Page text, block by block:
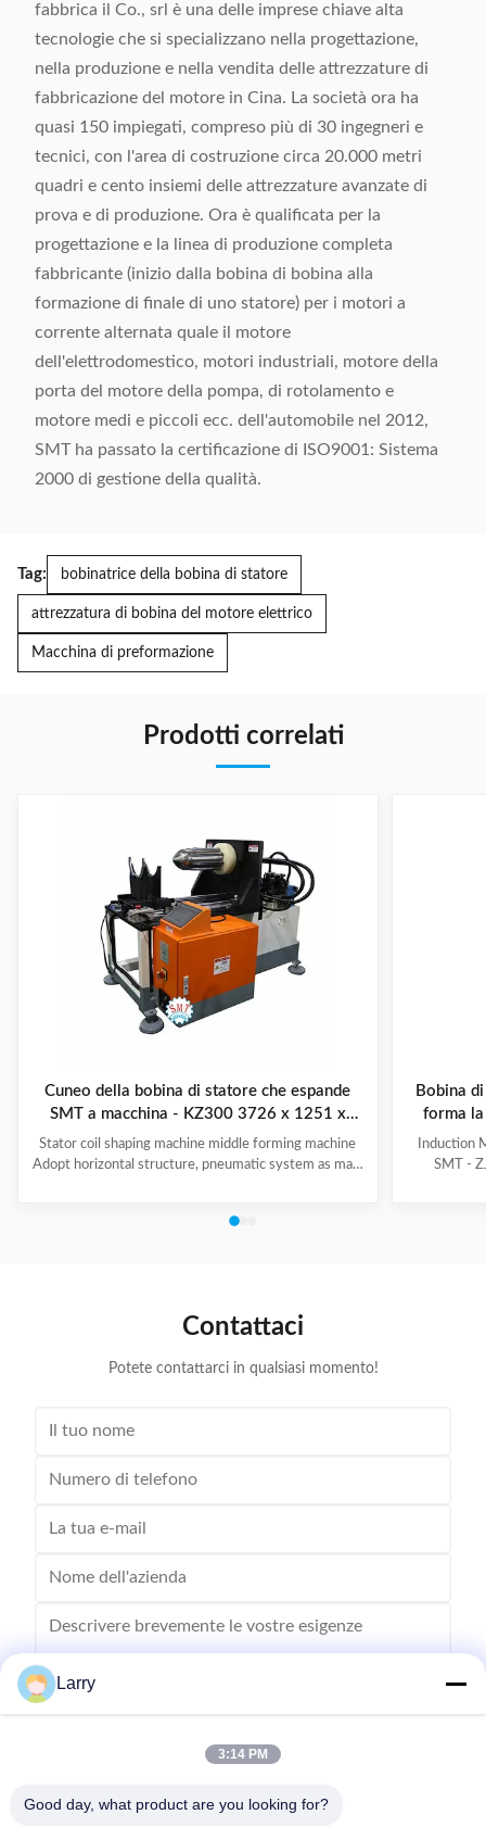
fabbrica il Co., srl è una delle imprese chiave alta
tecnologie che si specializzano nella progettazione,
nella produzione e nella vendita delle attrezzature di
fabbricazione del motore in Cina. La società ora ha
quasi 150 impiegati, compreso più di 30 ingegneri e
tecnici, con l'area di costruzione circa 20.000 metri
quadri e cento insiemi delle attrezzature avanzate di
prova e di produzione. Ora è qualificata per la
progettazione e la linea di produzione completa
fabbricante (inizio dalla bobina di bobina alla
formazione di finale di uno statore) per i motori a
corrente alternata quale il motore
dell'elettrodomestico, motori industriali, motore della
porta del motore della pompa, di rotolamento e
motore medi e piccoli ecc. dell'automobile nel 2012,
SMT ha passato la certificazione di ISO9001: Sistema
2000 di gestione della qualità.
Tag: bobinatrice della bobina di statore
attrezzatura di bobina del motore elettrico
Macchina di preformazione
Prodotti correlati
Cuneo della bobina di statore che espande
SMT a macchina - KZ300 3726 x 1251 x
2111mm
Stator coil shaping machine middle forming machine
Adopt horizontal structure, pneumatic system as main
expanding blades is synchronous, no need two times
after expending. (1)
Bobina
forma
Induction
SMT -
Contattaci
Potete contattarci in qualsiasi momento!
Inviare
Larry
3:14 PM
Good day, what product are you looking for?